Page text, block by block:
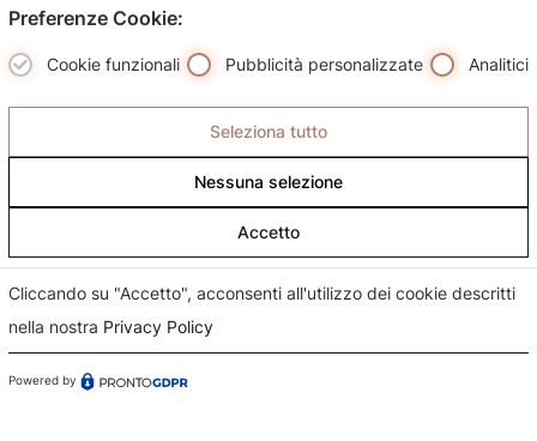
I brand
Prodotti
Servizi
Preferenze Cookie:
Cookie funzionali Pubblicità personalizzate Analitici
Seleziona tutto
Nessuna selezione
Accetto
Cliccando su "Accetto", acconsenti all'utilizzo dei cookie descritti
nella nostra Privacy Policy
Powered by